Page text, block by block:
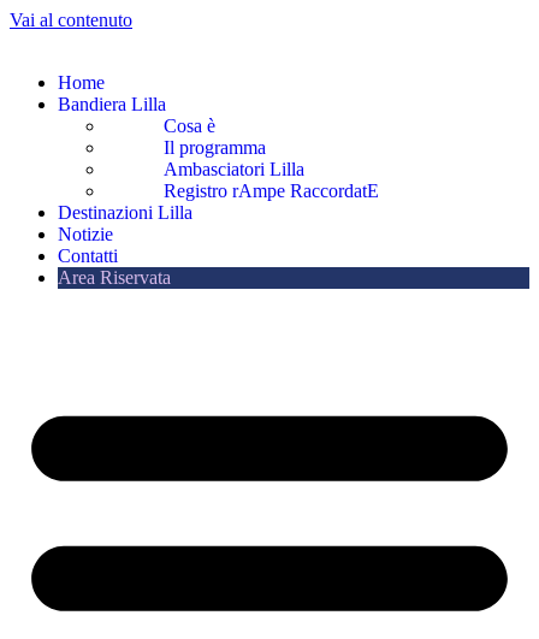
Vai al contenuto
Home
Bandiera Lilla
Cosa è
Il programma
Ambasciatori Lilla
Registro rAmpe RaccordatE
Destinazioni Lilla
Notizie
Contatti
Area Riservata